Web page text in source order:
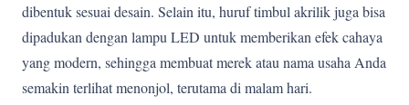
dibentuk sesuai desain. Selain itu, huruf timbul akrilik juga bisa
dipadukan dengan lampu LED untuk memberikan efek cahaya
yang modern, sehingga membuat merek atau nama usaha Anda
semakin terlihat menonjol, terutama di malam hari.